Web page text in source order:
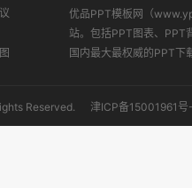
优品PPT模板网（
站。包括PPT图表、PPT
国内最大最权威的PPT下
Reserved. 津ICP备15001961号